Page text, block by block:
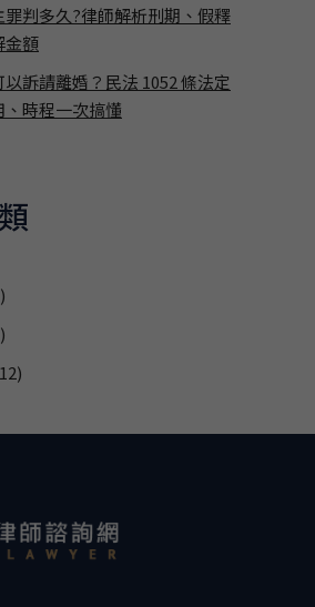
罪判多久?律師解析刑期、假釋
金額
訴請離婚？民法 1052 條法定
、時程一次搞懂